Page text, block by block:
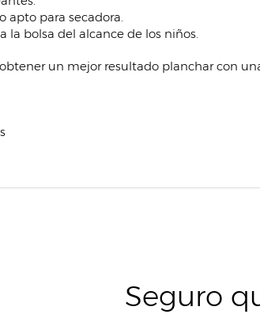
apto para secadora.
la bolsa del alcance de los niños.
un mejor resultado planchar con
Seguro